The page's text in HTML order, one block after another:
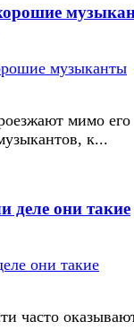
мимо его
к...
деле они такие
часто